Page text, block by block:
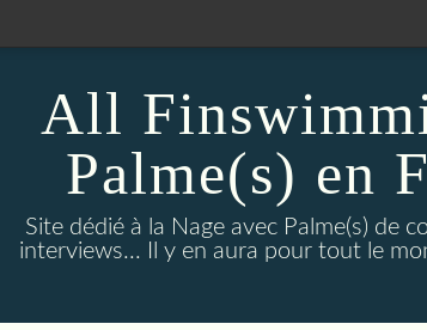
All
Palme(s) en
Site dédié à la Nage avec Palme(s) de
interviews... Il y en aura pour tout le